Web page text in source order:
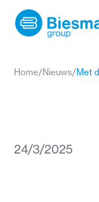
Home/Nieuws/
24/3/2025